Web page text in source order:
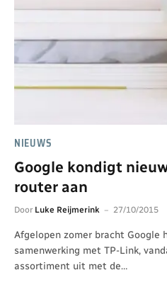
NIEUWS
Google kondigt
router aan
Door Luke Reijmerink 27/10/2015
Afgelopen zomer bracht Google
samenwerking met TP-Link,
assortiment uit met de…